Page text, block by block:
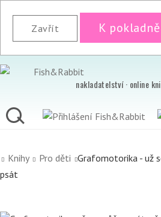
Zavřít K pokladně
nakladatelství · online
Knihy Pro děti Grafomotorika - už
psát